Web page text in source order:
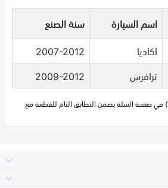
اسم السيارة
سنة الصنع
اكاديا
2007-2012
ترافرس 2009-2012
تزويدنا برقم الهيكل (VIN) في صفحة السلة يضمن التطابق التام للقطعة مع